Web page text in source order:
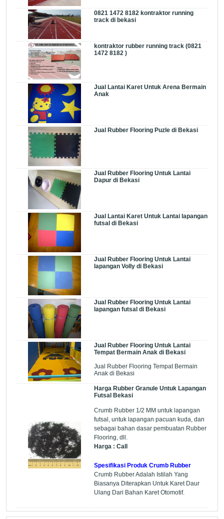
0821 1472 8182 kontraktor running
track di bekasi
kontraktor rubber running track (0821
1472 8182 )
Jual Lantai Karet Untuk Arena Bermain
Anak
Jual Rubber Flooring Puzle di Bekasi
Jual Rubber Flooring Untuk Lantai
Dapur di Bekasi
Jual Lantai Karet Untuk Lantai lapangan
futsal di Bekasi
Jual Rubber Flooring Untuk Lantai
lapangan Volly di Bekasi
Jual Rubber Flooring Untuk Lantai
lapangan futsal di Bekasi
Jual Rubber Flooring Untuk Lantai
Tempat Bermain Anak di Bekasi
Jual Rubber Flooring Tempat Bermain
Anak di Bekasi
Harga Rubber Granule Untuk Lapangan
Futsal Bekasi
Crumb Rubber 1/2 MM untuk lapangan
futsal, untuk lapangan pacuan kuda, dan
sebagai bahan dasar pembuatan Rubber
Flooring, dll.
Harga : Call
Spesifikasi Produk Crumb Rubber
Crumb Rubber Adalah Istilah Yang
Biasanya Diterapkan Untuk Karet Daur
Ulang Dari Bahan Karet Otomotif.